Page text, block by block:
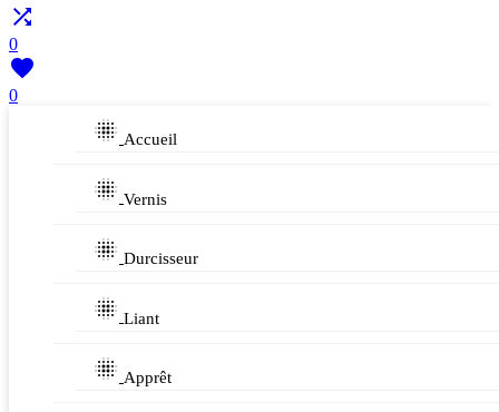

0

0
 Accueil
 Vernis
 Durcisseur
 Liant
 Apprêt